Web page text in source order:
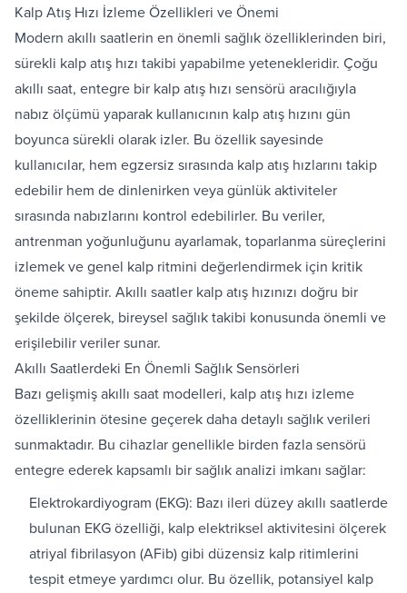
Kalp Atış Hızı İzleme Özellikleri ve Önemi
Modern akıllı saatlerin en önemli sağlık özelliklerinden biri,
sürekli kalp atış hızı takibi yapabilme yetenekleridir. Çoğu
akıllı saat, entegre bir kalp atış hızı sensörü aracılığıyla
nabız ölçümü yaparak kullanıcının kalp atış hızını gün
boyunca sürekli olarak izler. Bu özellik sayesinde
kullanıcılar, hem egzersiz sırasında kalp atış hızlarını takip
edebilir hem de dinlenirken veya günlük aktiviteler
sırasında nabızlarını kontrol edebilirler. Bu veriler,
antrenman yoğunluğunu ayarlamak, toparlanma süreçlerini
izlemek ve genel kalp ritmini değerlendirmek için kritik
öneme sahiptir. Akıllı saatler kalp atış hızınızı doğru bir
şekilde ölçerek, bireysel sağlık takibi konusunda önemli ve
erişilebilir veriler sunar.
Akıllı Saatlerdeki En Önemli Sağlık Sensörleri
Bazı gelişmiş akıllı saat modelleri, kalp atış hızı izleme
özelliklerinin ötesine geçerek daha detaylı sağlık verileri
sunmaktadır. Bu cihazlar genellikle birden fazla sensörü
entegre ederek kapsamlı bir sağlık analizi imkanı sağlar:
Elektrokardiyogram (EKG): Bazı ileri düzey akıllı saatlerde
bulunan EKG özelliği, kalp elektriksel aktivitesini ölçerek
atriyal fibrilasyon (AFib) gibi düzensiz kalp ritimlerini
tespit etmeye yardımcı olur. Bu özellik, potansiyel kalp